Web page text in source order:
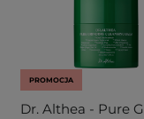
PROMOCJA
Dr. Althea - Pure